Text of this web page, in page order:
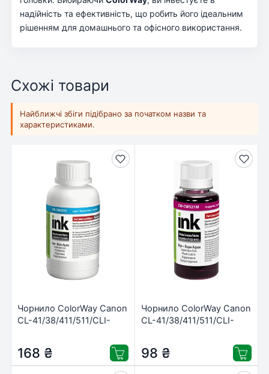
надійність та ефективність, що робить його ідеальним
рішенням для домашнього та офісного використання.
Схожі товари
Найближчі збіги підібрано за початком назви та
характеристиками.
Чорнило ColorWay Canon
CL-41/38/411/511/CLI-
168 ₴
Чорнило ColorWay Canon
CL-41/38/411/511/CLI-
98 ₴